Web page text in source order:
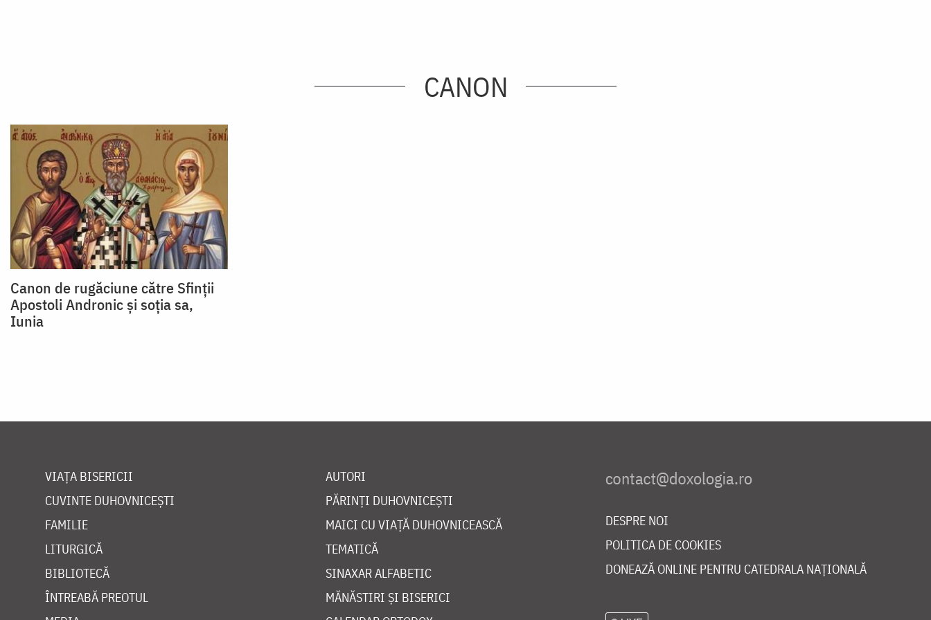
CANON
Canon de rugăciune către Sfinţii
Apostoli Andronic şi soţia sa,
Iunia
VIAȚA BISERICII
CUVINTE DUHOVNICEȘTI
FAMILIE
LITURGICĂ
BIBLIOTECĂ
ÎNTREABĂ PREOTUL
AUTORI
PĂRINȚI DUHOVNICEȘTI
MAICI CU VIAȚĂ DUHOVNICEASCĂ
TEMATICĂ
SINAXAR ALFABETIC
MĂNĂSTIRI ȘI BISERICI
DESPRE NOI
POLITICA DE COOKIES
DONEAZĂ ONLINE PENTRU CATEDRALA NAȚIONALĂ